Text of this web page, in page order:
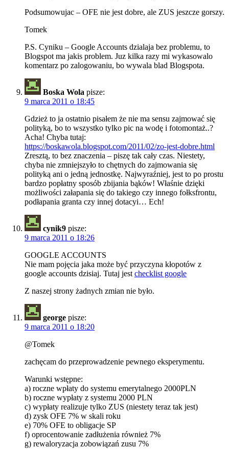
Podsumowujac – OFE nie jest dobre, ale ZUS jeszcze gorszy.
Tomek
P.S. Cyniku – Google Accounts dzialaja bez problemu, to
Blogspot ma jakis problem. Juz kilka razy mi wykasowalo
komentarz po zalogowaniu, bo wywala blad Blogspota.
Boska Wola pisze:
9 marca 2011 o 18:45
Gdzież to ja ostatnio pisałem że nie ma sensu zajmować się
polityką, bo to wszystko tylko pic na wodę i fotomontaż..?
Acha! Chyba tutaj:
https://boskawola.blogspot.com/2011/02/zo-jest-dobre.html
Zresztą, to bez znaczenia – piszę tak cały czas. Niestety,
chyba nie zmniejszyło to chętnych do zajmowania się
polityką ani o jedną jednostkę. Najwyraźniej, jest to po prostu
bardzo popłatny sposób zbijania bąków! Właśnie dzięki
możliwości załapania się do takiego czy innego fołksfrontu,
podłapania granta czy innej dotacyi… Ech!
cynik9 pisze:
9 marca 2011 o 18:26
GOOGLE ACCOUNTS
Nie mam pojęcia jaka może być przyczyna kłopotów z
google accounts dzisiaj. Tutaj jestchecklist google
Z naszej strony żadnych zmian nie było.
george pisze:
9 marca 2011 o 18:20
@Tomek
zachęcam do przeprowadzenie pewnego eksperymentu.
Warunki wstępne:
a) roczne wpłaty do systemu emerytalnego 2000PLN
b) roczne wypłaty z systemu 2000 PLN
c) wypłaty realizuje tylko ZUS (niestety teraz tak jest)
d) zysk OFE 7% w skali roku
e) 70% OFE to obligacje SP
f) oprocentowanie zadłużenia również 7%
g) rewaloryzacja zobowiązań zusu 7%